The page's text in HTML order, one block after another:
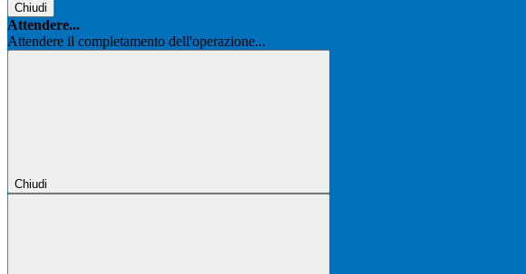
Chiudi
Attendere...
Attendere il completamento dell'operazione...
Chiudi